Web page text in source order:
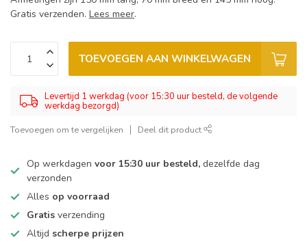
Gratis verzenden. Lees meer.
TOEVOEGEN AAN WINKELWAGEN
Levertijd 1 werkdag (voor 15:30 uur besteld, de volgende
werkdag bezorgd)
Toevoegen om te vergelijken Deel dit product
Op werkdagen voor 15:30 uur besteld, dezelfde dag
verzonden
Alles op voorraad
Gratis verzending
Altijd scherpe prijzen